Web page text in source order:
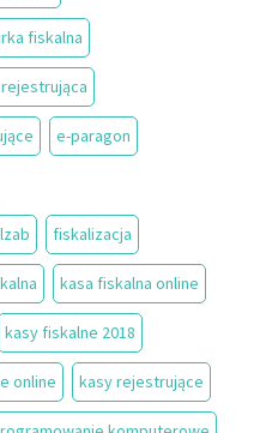
fiskalna
e-paragon
fiskalizacja
kasa fiskalna online
kasy fiskalne 2018
online kasy rejestrujące